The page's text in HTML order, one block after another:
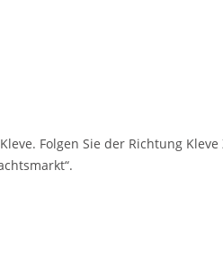
Folgen Sie der Richtung